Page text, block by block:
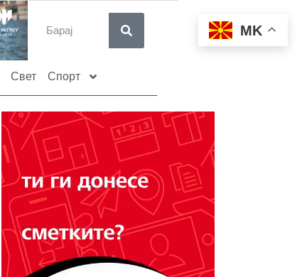
Свет Спорт
MK